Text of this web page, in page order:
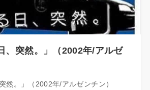
、突然。」（2002年/アルゼ
然。」（2002年/アルゼンチン）